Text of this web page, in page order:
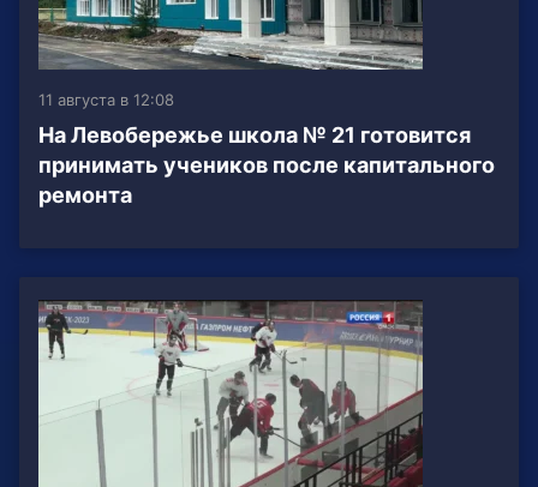
11 августа в 12:08
На Левобережье школа № 21 готовится
принимать учеников после капитального
ремонта